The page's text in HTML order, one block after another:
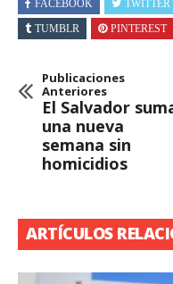
FACEBOOK TWITTER
TUMBLR
PINTEREST
Publicaciones
Anteriores
El Salvador
una nueva
semana sin
homicidios
ARTÍCULOS